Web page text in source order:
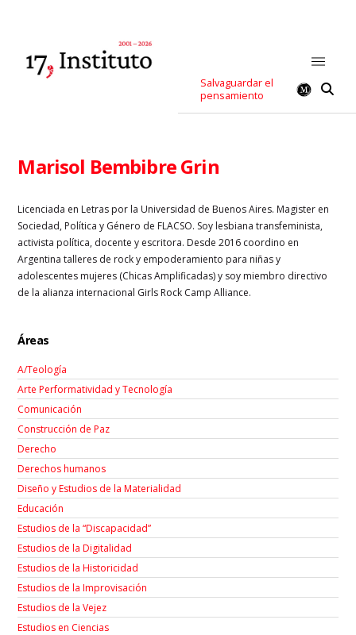
Salvaguardar el
pensamiento
Marisol Bembibre Grin
Licenciada en Letras por la Universidad de Buenos Aires. Magister en
Sociedad, Política y Género de FLACSO. Soy lesbiana transfeminista,
activista política, docente y escritora. Desde 2016 coordino en
Argentina talleres de rock y empoderamiento para niñas y
adolescentes mujeres (Chicas Amplificadas) y soy miembro directivo
de la alianza internacional Girls Rock Camp Alliance.
Áreas
A/Teología
Arte Performatividad y Tecnología
Comunicación
Construcción de Paz
Derecho
Derechos humanos
Diseño y Estudios de la Materialidad
Educación
Estudios de la “Discapacidad”
Estudios de la Digitalidad
Estudios de la Historicidad
Estudios de la Improvisación
Estudios de la Vejez
Estudios en Ciencias